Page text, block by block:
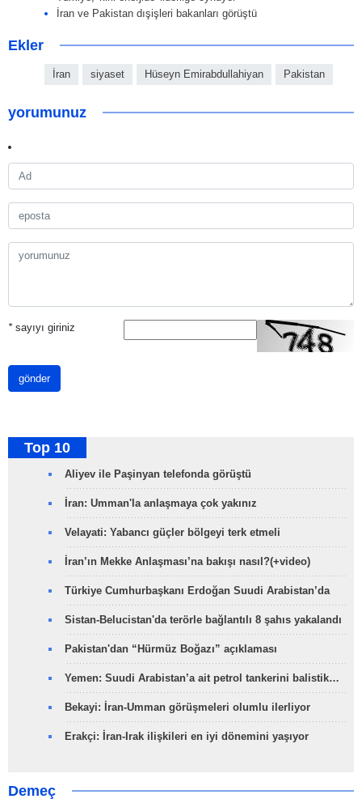
İran ve Pakistan dışişleri bakanları görüştü
Ekler
İran siyaset Hüseyn Emirabdullahiyan Pakistan
yorumunuz
*sayıyı giriniz
gönder
Top 10
Aliyev ile Paşinyan telefonda görüştü
İran: Umman'la anlaşmaya çok yakınız
Velayati: Yabancı güçler bölgeyi terk etmeli
İran’ın Mekke Anlaşması’na bakışı nasıl?(+video)
Türkiye Cumhurbaşkanı Erdoğan Suudi Arabistan’da
Sistan-Belucistan'da terörle bağlantılı 8 şahıs yakalandı
Pakistan'dan “Hürmüz Boğazı” açıklaması
Yemen: Suudi Arabistan’a ait petrol tankerini balistik…
Bekayi: İran-Umman görüşmeleri olumlu ilerliyor
Erakçi: İran-Irak ilişkileri en iyi dönemini yaşıyor
Demeç